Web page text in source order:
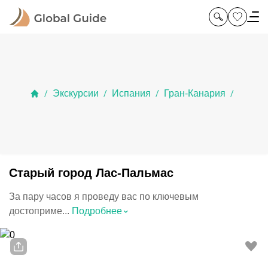
/ Экскурсии / Испания / Гран-Канария /
Старый город Лас-Пальмас
За пару часов я проведу вас по ключевым
достоприме... Подробнее⌃